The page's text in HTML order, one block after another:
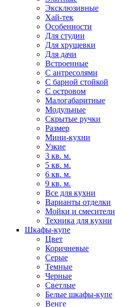
Эксклюзивные
Хай-тек
Особенности
Для студии
Для хрущевки
Для дачи
Встроенные
С антресолями
С барной стойкой
С островом
Малогабаритные
Модульные
Скрытые ручки
Размер
Мини-кухни
Узкие
3 кв. м.
5 кв. м.
6 кв. м.
9 кв. м.
Все для кухни
Варианты отделки
Мойки и смесители
Техника для кухни
Шкафы-купе
Цвет
Коричневые
Серые
Темные
Черные
Светлые
Белые шкафы-купе
Венге